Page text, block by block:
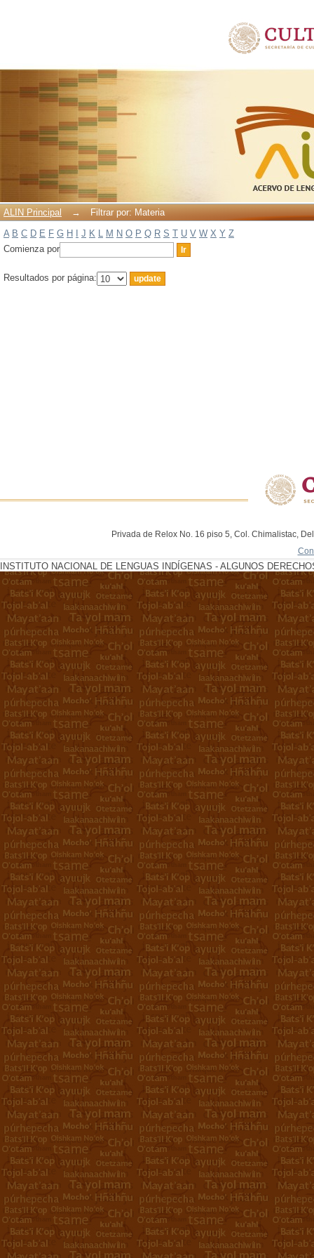
ALIN Principal →
Filtrar por: Materia
A B C D E F G H J K L M N O P Q R S T U V W X Y Z
Comienza por
Resultados por página:
Privada de Relox No. 16 piso 5, Col. Chimalistac,
INSTITUTO NACIONAL DE LENGUAS INDÍGENAS - ALGUNOS